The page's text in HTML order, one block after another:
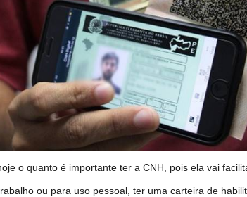
o quanto é importante ter a CNH, pois ela vai
ou para uso pessoal, ter uma carteira de